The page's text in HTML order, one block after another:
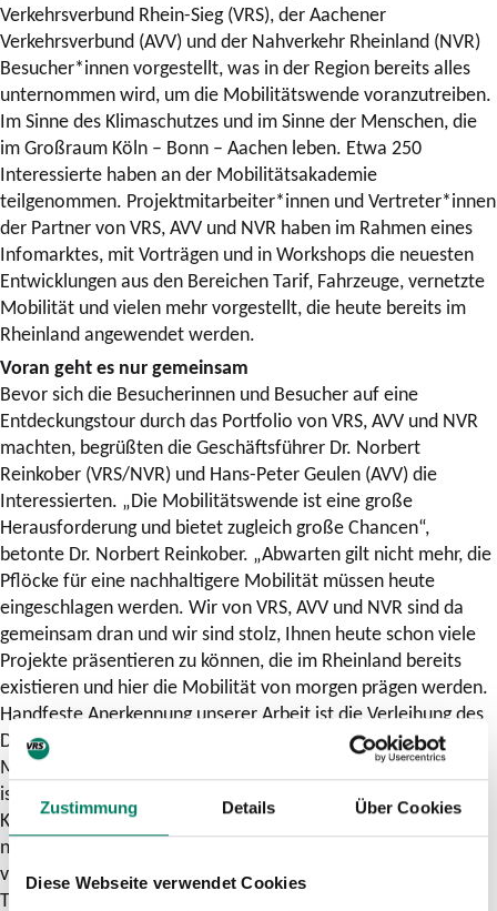
Zustimmung Details Über Cookies
Diese Webseite verwendet Cookies
Verkehrsverbund Rhein-Sieg (VRS), der Aachener
Verkehrsverbund (AVV) und der Nahverkehr Rheinland (NVR)
Besucher*innen vorgestellt, was in der Region bereits alles
unternommen wird, um die Mobilitätswende voranzutreiben.
Im Sinne des Klimaschutzes und im Sinne der Menschen, die
im Großraum Köln – Bonn – Aachen leben. Etwa 250
Interessierte haben an der Mobilitätsakademie
teilgenommen. Projektmitarbeiter*innen und Vertreter*innen
der Partner von VRS, AVV und NVR haben im Rahmen eines
Infomarktes, mit Vorträgen und in Workshops die neuesten
Entwicklungen aus den Bereichen Tarif, Fahrzeuge, vernetzte
Mobilität und vielen mehr vorgestellt, die heute bereits im
Rheinland angewendet werden.
Voran geht es nur gemeinsam
Bevor sich die Besucherinnen und Besucher auf eine
Entdeckungstour durch das Portfolio von VRS, AVV und NVR
machten, begrüßten die Geschäftsführer Dr. Norbert
Reinkober (VRS/NVR) und Hans-Peter Geulen (AVV) die
Interessierten. „Die Mobilitätswende ist eine große
Herausforderung und bietet zugleich große Chancen“,
betonte Dr. Norbert Reinkober. „Abwarten gilt nicht mehr, die
Pflöcke für eine nachhaltigere Mobilität müssen heute
eingeschlagen werden. Wir von VRS, AVV und NVR sind da
gemeinsam dran und wir sind stolz, Ihnen heute schon viele
Projekte präsentieren zu können, die im Rheinland bereits
existieren und hier die Mobilität von morgen prägen werden.
Handfeste Anerkennung unserer Arbeit ist die Verleihung des
Deutschen Verkehrswendepreises an das Zukunftsnetz
Mobilität NRW, dessen Geschäftsstelle beim VRS angesiedelt
ist.“ Hans-Peter Geulen ergänzte: „Im Sinne des
Klimaschutzes eine neue Mobilität zu schaffen, das kann uns
nur gemeinsam gelingen. Wir sind zusammen auf dem Weg
vom Verkehrs- zum Mobilitätsverbund und müssen diesen
Transformationsprozess in enger Abstimmung mit dem Land,